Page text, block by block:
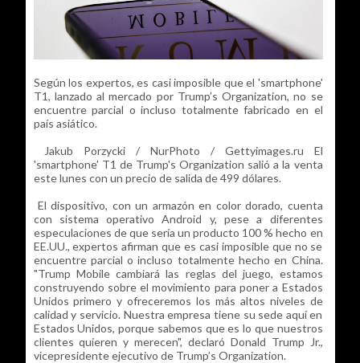
Según los expertos, es casi imposible que el 'smartphone'
T1, lanzado al mercado por Trump’s Organization, no se
encuentre parcial o incluso totalmente fabricado en el
país asiático.
Jakub Porzycki / NurPhoto / Gettyimages.ru El
'smartphone' T1 de Trump's Organization salió a la venta
este lunes con un precio de salida de 499 dólares.
El dispositivo, con un armazón en color dorado, cuenta
con sistema operativo Android y, pese a diferentes
especulaciones de que sería un producto 100 % hecho en
EE.UU., expertos afirman que es casi imposible que no se
encuentre parcial o incluso totalmente hecho en China.
"Trump Mobile cambiará las reglas del juego, estamos
construyendo sobre el movimiento para poner a Estados
Unidos primero y ofreceremos los más altos niveles de
calidad y servicio. Nuestra empresa tiene su sede aquí en
Estados Unidos, porque sabemos que es lo que nuestros
clientes quieren y merecen", declaró Donald Trump Jr.,
vicepresidente ejecutivo de Trump’s Organization.